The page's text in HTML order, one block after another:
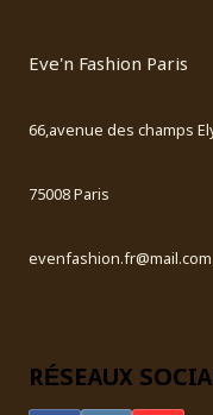
Eve'n Fashion Paris
66,avenue des champs
75008 Paris
evenfashion.fr@mail.com
RÉSEAUX